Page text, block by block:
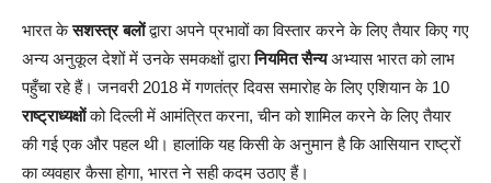
भारत केसशस्त्र बलोंद्वारा अपने प्रभावों का विस्तार करने के लिए तैयार किए गए
अन्य अनुकूल देशों में उनके समकक्षों द्वारानियमित सैन्यअभ्यास भारत को लाभ
पहुँचा रहे हैं। जनवरी 2018 में गणतंत्र दिवस समारोह के लिए एशियान के 10
राष्ट्राध्यक्षोंको दिल्ली में आमंत्रित करना, चीन को शामिल करने के लिए तैयार
की गई एक और पहल थी। हालांकि यह किसी के अनुमान है कि आसियान राष्ट्रों
का व्यवहार कैसा होगा, भारत ने सही कदम उठाए हैं।